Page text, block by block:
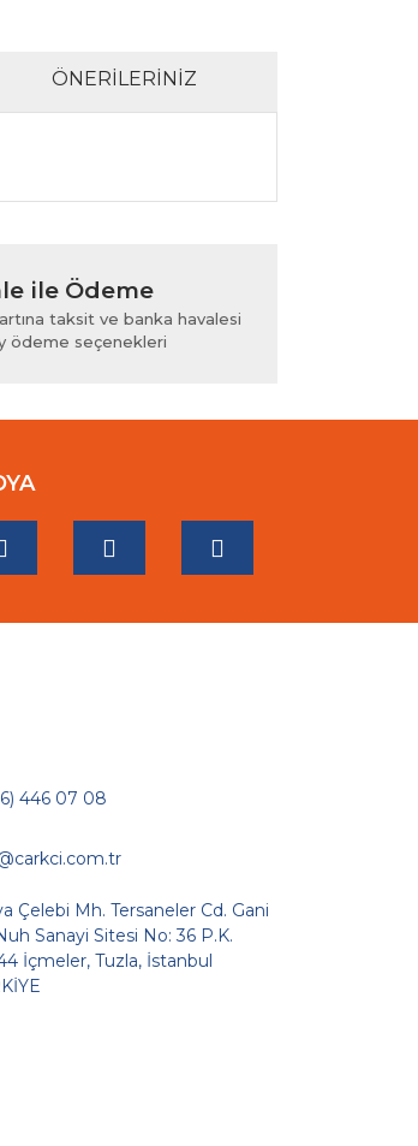
ÖNERILERINIZ
iletebilirsiniz.
ile Ödeme
taksit ve banka havalesi
ödeme seçenekleri
446 07 08
Çelebi Mh. Tersaneler Cd. Gani
Sanayi Sitesi No: 36 P.K.
İçmeler, Tuzla, İstanbul